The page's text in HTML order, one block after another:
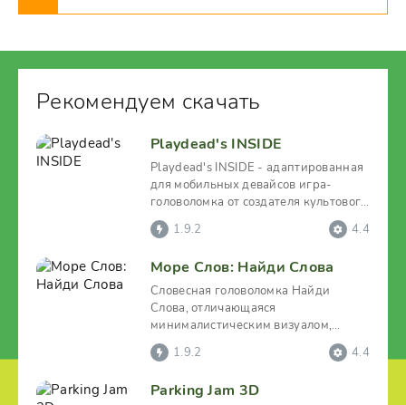
Рекомендуем скачать
Playdead's INSIDE
Playdead's INSIDE - адаптированная
для мобильных девайсов игра-
головоломка от создателя культового
инди-проекта LIMBO.
1.9.2 4.4
Море Слов: Найди Слова
Словесная головоломка Найди
Слова, отличающаяся
минималистическим визуалом,
предлагает пользователю на каждом
своем1.9.2 4.4
Parking Jam 3D